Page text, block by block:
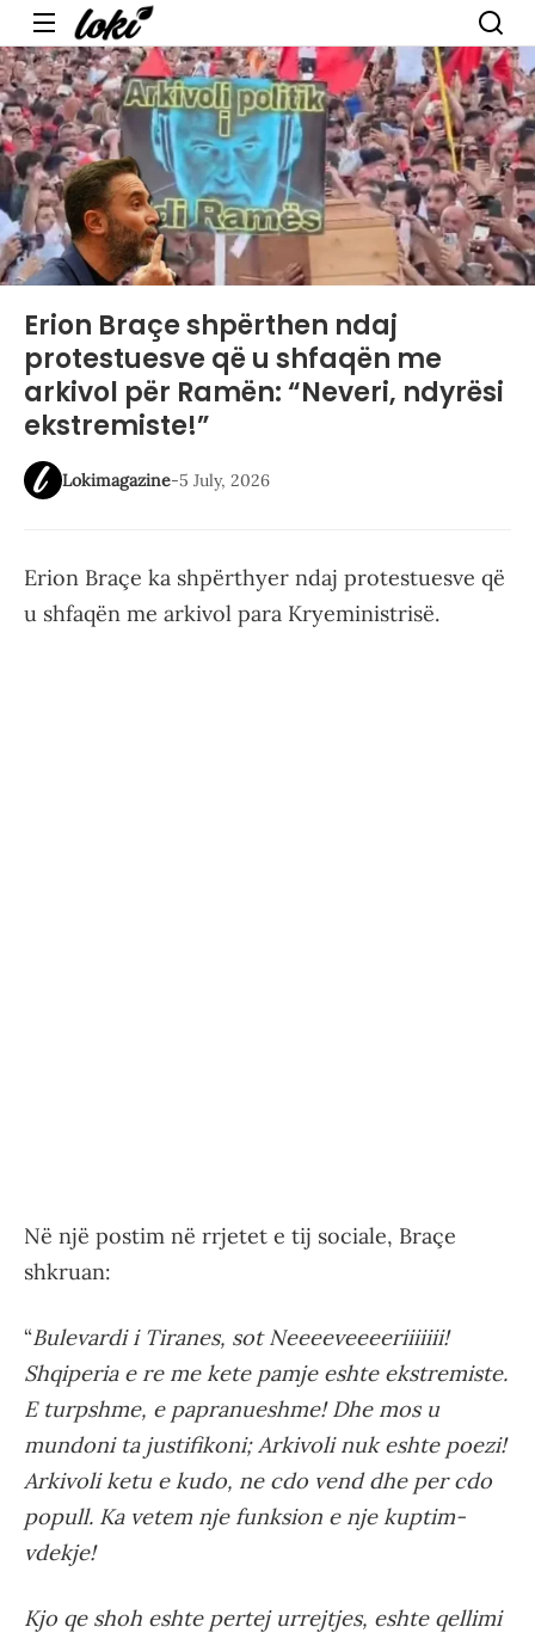
Menu
Erion Braçe shpërthen ndaj
protestuesve që u shfaqën me
arkivol për Ramën: “Neveri, ndyrësi
ekstremiste!”
Lokimagazine-5 July, 2026
Erion Braçe ka shpërthyer ndaj protestuesve që
u shfaqën me arkivol para Kryeministrisë.
Në një postim në rrjetet e tij sociale, Braçe
shkruan:
“Bulevardi i Tiranes, sot Neeeeveeeeriiiiiii!
Shqiperia e re me kete pamje eshte ekstremiste.
E turpshme, e papranueshme! Dhe mos u
mundoni ta justifikoni; Arkivoli nuk eshte poezi!
Arkivoli ketu e kudo, ne cdo vend dhe per cdo
popull. Ka vetem nje funksion e nje kuptim-
vdekje!
Kjo qe shoh eshte pertej urrejtjes, eshte qellimi